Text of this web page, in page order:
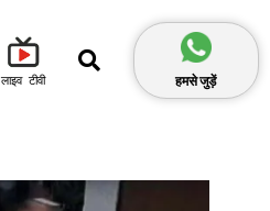
लाइव टीवी हमसे जुड़ें